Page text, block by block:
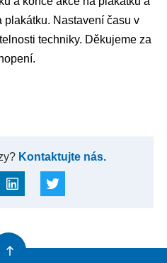
Nastavení času v
techniky. Děkujeme za
Kontaktujte nás.